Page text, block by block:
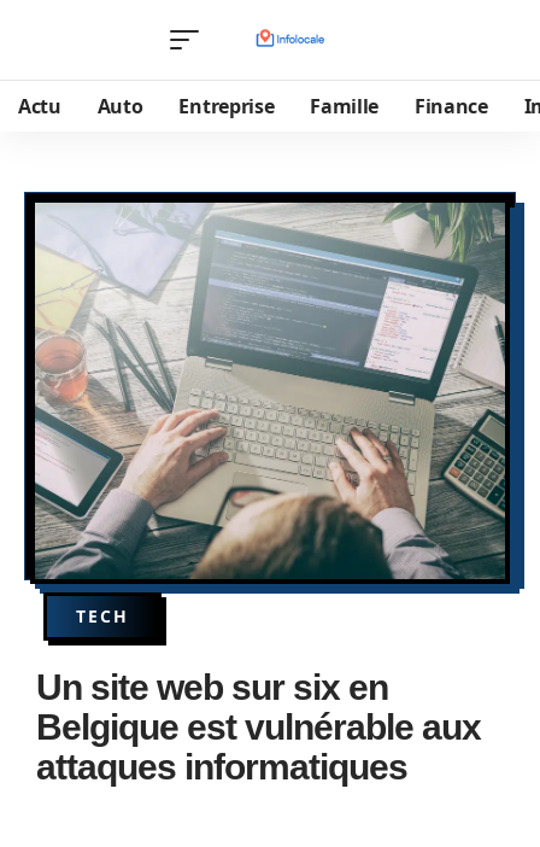
Actu Auto Entreprise Famille Finance
TECH
Un site web sur six en
Belgique est vulnérable aux
attaques informatiques